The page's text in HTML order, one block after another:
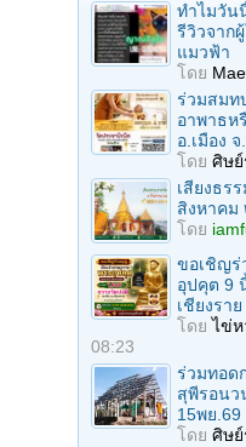
ทำไมวัน
รีวิวจาก
แมวฟ้า
โดย
ร่วมสมท
อาพาธห
อ.เมือง
โดย ศิษ
เสียงธร
สิงหาค
โดย
ขอเชิญร่
อุปคุต 9
เชียงราย
โดยไข่
08:23
ร่วมทอด
สุพีรอนว
15พย.69
โดย ศิษ